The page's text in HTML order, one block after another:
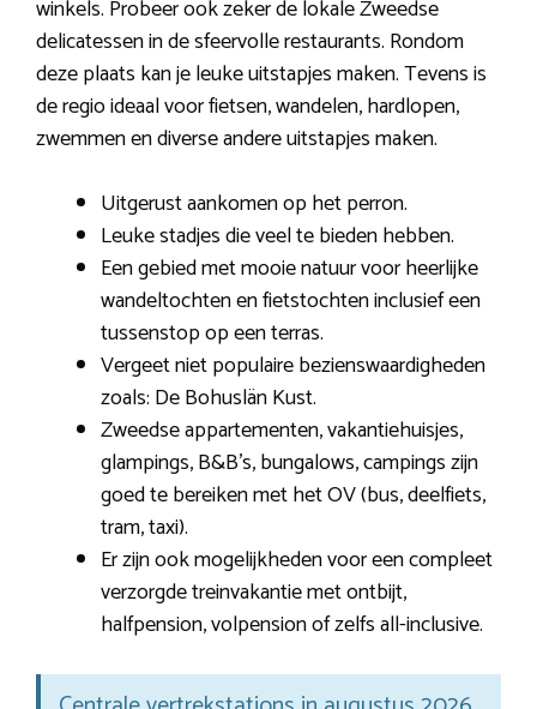
winkels. Probeer ook zeker de lokale Zweedse
delicatessen in de sfeervolle restaurants. Rondom
deze plaats kan je leuke uitstapjes maken. Tevens is
de regio ideaal voor fietsen, wandelen, hardlopen,
zwemmen en diverse andere uitstapjes maken.
Uitgerust aankomen op het perron.
Leuke stadjes die veel te bieden hebben.
Een gebied met mooie natuur voor heerlijke
wandeltochten en fietstochten inclusief een
tussenstop op een terras.
Vergeet niet populaire bezienswaardigheden
zoals: De Bohuslän Kust.
Zweedse appartementen, vakantiehuisjes,
glampings, B&B’s, bungalows, campings zijn
goed te bereiken met het OV (bus, deelfiets,
tram, taxi).
Er zijn ook mogelijkheden voor een compleet
verzorgde treinvakantie met ontbijt,
halfpension, volpension of zelfs all-inclusive.